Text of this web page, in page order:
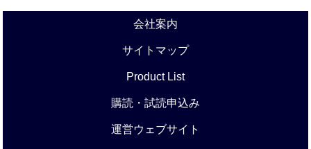
会社案内
サイトマップ
Product List
購読・試読申込み
運営ウェブサイト